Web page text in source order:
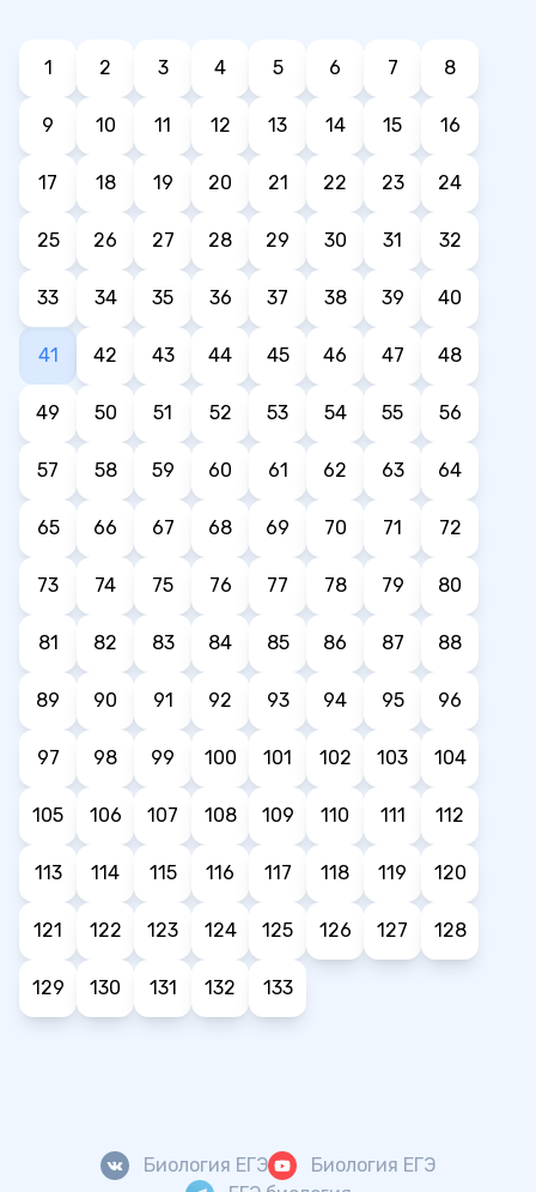
1 2 3 4 5 6 7 8
9 10 11 12 13 14 15 16
17 18 19 20 21 22 23 24
25 26 27 28 29 30 31 32
33 34 35 36 37 38 39 40
41 42 43 44 45 46 47 48
49 50 51 52 53 54 55 56
57 58 59 60 61 62 63 64
65 66 67 68 69 70 71 72
73 74 75 76 77 78 79 80
81 82 83 84 85 86 87 88
89 90 91 92 93 94 95 96
97 98 99 100 101 102 103 104
105 106 107 108 109 110 111 112
113 114 115 116 117 118 119 120
121 122 123 124 125 126 127 128
129 130 131 132 133
Биология ЕГЭ
Биология ЕГЭ